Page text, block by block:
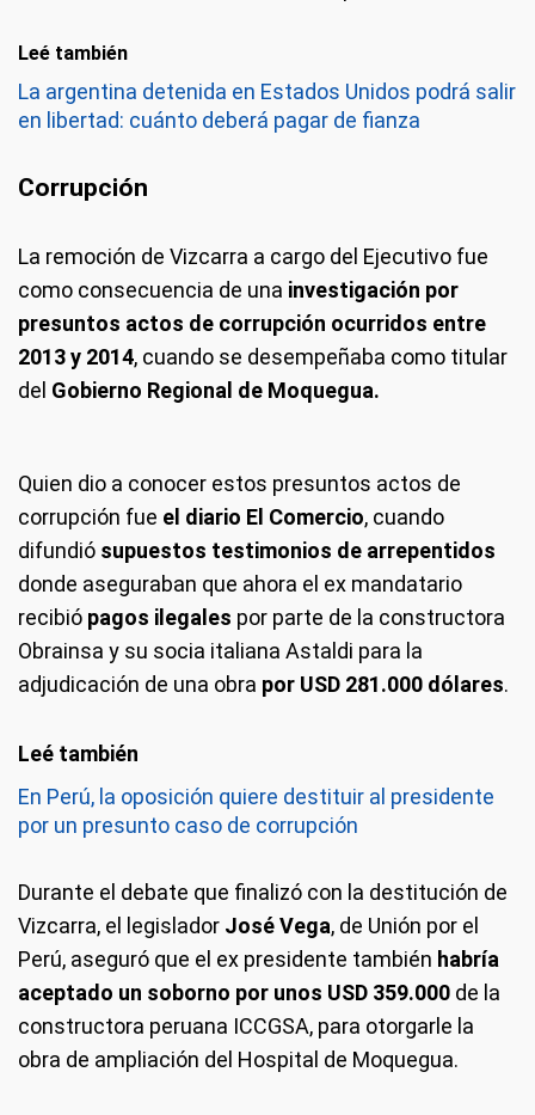
Leé también
La argentina detenida en Estados Unidos podrá salir
en libertad: cuánto deberá pagar de fianza
Corrupción
La remoción de Vizcarra a cargo del Ejecutivo fue
como consecuencia de una investigación por
presuntos actos de corrupción ocurridos entre
2013 y 2014, cuando se desempeñaba como titular
del Gobierno Regional de Moquegua.
Quien dio a conocer estos presuntos actos de
corrupción fue el diario El Comercio, cuando
difundió supuestos testimonios de arrepentidos
donde aseguraban que ahora el ex mandatario
recibió pagos ilegales por parte de la constructora
Obrainsa y su socia italiana Astaldi para la
adjudicación de una obra por USD 281.000 dólares.
En Perú, la oposición quiere destituir al presidente
por un presunto caso de corrupción
Durante el debate que finalizó con la destitución de
Vizcarra, el legislador José Vega, de Unión por el
Perú, aseguró que el ex presidente también habría
aceptado un soborno por unos USD 359.000 de la
constructora peruana ICCGSA, para otorgarle la
obra de ampliación del Hospital de Moquegua.